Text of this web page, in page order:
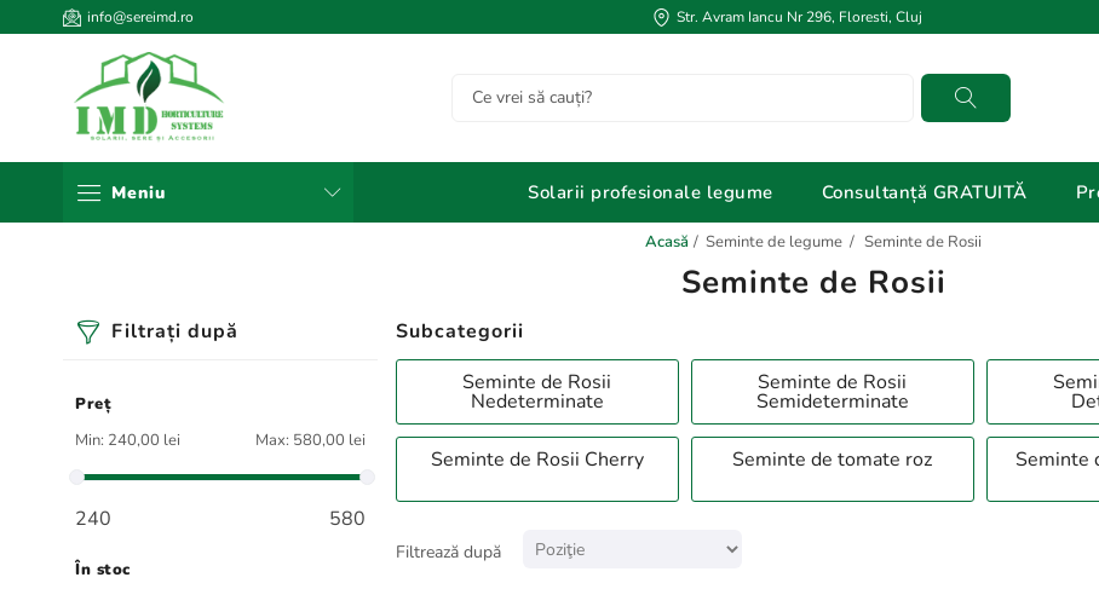
info@sereimd.ro Str. Avram Iancu Nr 296, Floresti, Cluj
Cautati
Meniu Solarii profesionale legume Consultanță GRATUITĂ
Acasă / Seminte de legume / Seminte de Rosii
Seminte de Rosii
Filtrați după
Preț
Min: 240,00 lei Max: 580,00 lei
240 580
În stoc
Subcategorii
Seminte de Rosii
Nedeterminate
Seminte de Rosii
Semideterminate
Seminte de Rosii Cherry Seminte de tomate roz Seminte
Filtrează după